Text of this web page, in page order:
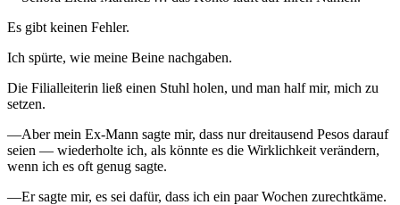
Es gibt keinen Fehler.
Ich spürte, wie meine Beine nachgaben.
Die Filialleiterin ließ einen Stuhl holen, und man half mir, mich zu
setzen.
—Aber mein Ex-Mann sagte mir, dass nur dreitausend Pesos darauf
seien — wiederholte ich, als könnte es die Wirklichkeit verändern,
wenn ich es oft genug sagte.
—Er sagte mir, es sei dafür, dass ich ein paar Wochen zurechtkäme.